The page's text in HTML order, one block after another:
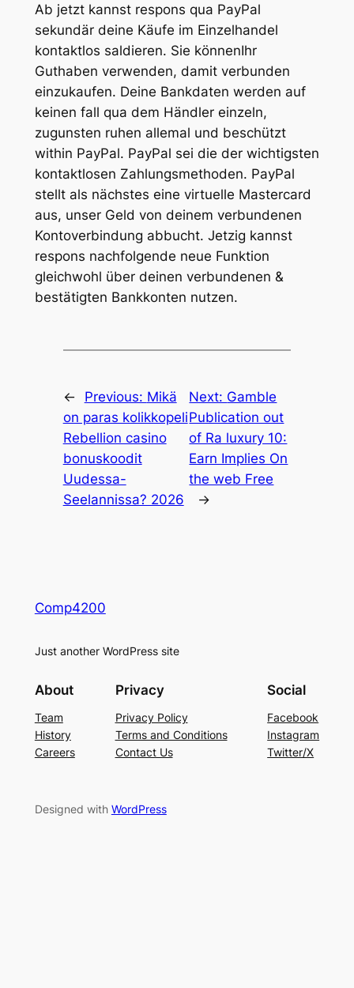
Ab jetzt kannst respons qua PayPal
sekundär deine Käufe im Einzelhandel
kontaktlos saldieren. Sie könnenIhr
Guthaben verwenden, damit verbunden
einzukaufen. Deine Bankdaten werden auf
keinen fall qua dem Händler einzeln,
zugunsten ruhen allemal und beschützt
within PayPal. PayPal sei die der wichtigsten
kontaktlosen Zahlungsmethoden. PayPal
stellt als nächstes eine virtuelle Mastercard
aus, unser Geld von deinem verbundenen
Kontoverbindung abbucht. Jetzig kannst
respons nachfolgende neue Funktion
gleichwohl über deinen verbundenen &
bestätigten Bankkonten nutzen.
← Previous: Mikä
on paras kolikkopeli
Rebellion casino
bonuskoodit
Uudessa-
Seelannissa? 2026
Next: Gamble
Publication out
of Ra luxury 10:
Earn Implies On
the web Free
→
Comp4200
Just another WordPress site
About
Team
History
Careers
Privacy
Privacy Policy
Terms and Conditions
Contact Us
Social
Facebook
Instagram
Twitter/X
Designed with WordPress